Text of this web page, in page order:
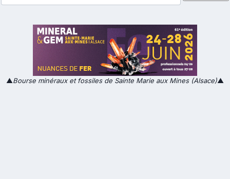
▲Bourse minéraux et fossiles de Sainte Marie aux Mines (Alsace)▲